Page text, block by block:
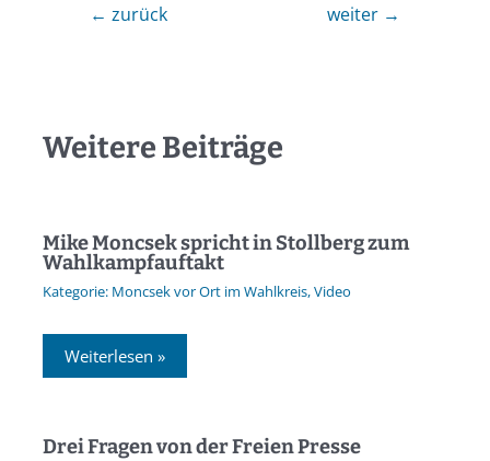
← zurück weiter →
Weitere Beiträge
Mike Moncsek spricht in Stollberg zum
Wahlkampfauftakt
Moncsek vor Ort im Wahlkreis,Video
Weiterlesen »
Drei Fragen von der Freien Presse